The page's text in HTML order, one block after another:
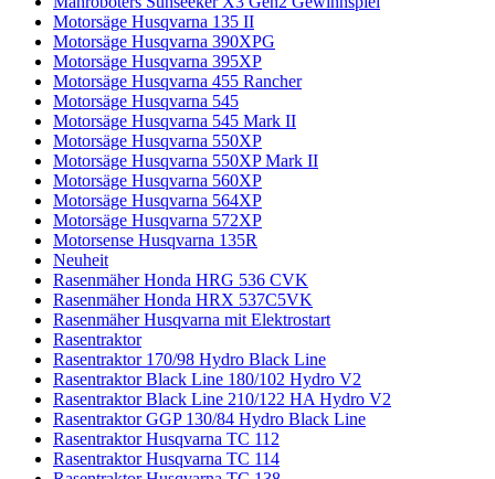
Motorsäge Husqvarna 135 II
Motorsäge Husqvarna 390XPG
Motorsäge Husqvarna 395XP
Motorsäge Husqvarna 455 Rancher
Motorsäge Husqvarna 545
Motorsäge Husqvarna 545 Mark II
Motorsäge Husqvarna 550XP
Motorsäge Husqvarna 550XP Mark II
Motorsäge Husqvarna 560XP
Motorsäge Husqvarna 564XP
Motorsäge Husqvarna 572XP
Motorsense Husqvarna 135R
Neuheit
Rasenmäher Honda HRG 536 CVK
Rasenmäher Honda HRX 537C5VK
Rasenmäher Husqvarna mit Elektrostart
Rasentraktor
Rasentraktor 170/98 Hydro Black Line
Rasentraktor Black Line 180/102 Hydro V2
Rasentraktor Black Line 210/122 HA Hydro V2
Rasentraktor GGP 130/84 Hydro Black Line
Rasentraktor Husqvarna TC 112
Rasentraktor Husqvarna TC 114